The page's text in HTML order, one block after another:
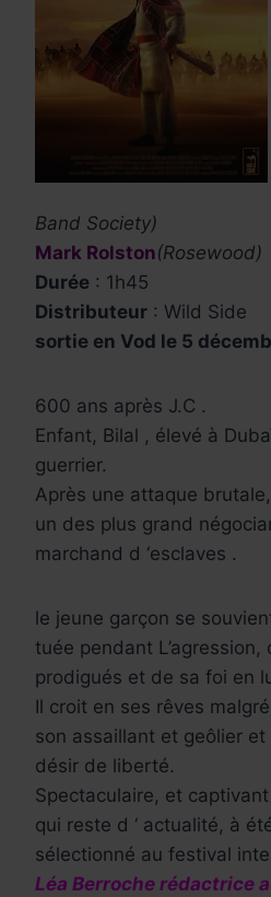
Band Society)
Mark Rolston(Rosewood)
Durée : 1h45
Distributeur : Wild Side
sortie en Vod le 5
600 ans après J.C .
Enfant, Bilal , élevé à
guerrier.
Après une attaque
un des plus grand
marchand d ‘esclaves .
le jeune garçon se
tuée pendant L’agression,
prodigués et de sa foi en
Il croit en ses rêves
son assaillant et geôlier
désir de liberté.
Spectaculaire, et
qui reste d ‘ actualité, à
sélectionné au festival
Léa Berroche rédactrice